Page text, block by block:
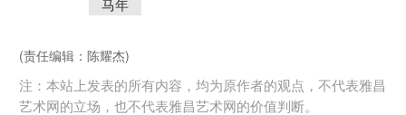
(责任编辑：陈耀杰)
注：本站上发表的所有内容，均为原作者的观点，不代表雅昌
艺术网的立场，也不代表雅昌艺术网的价值判断。